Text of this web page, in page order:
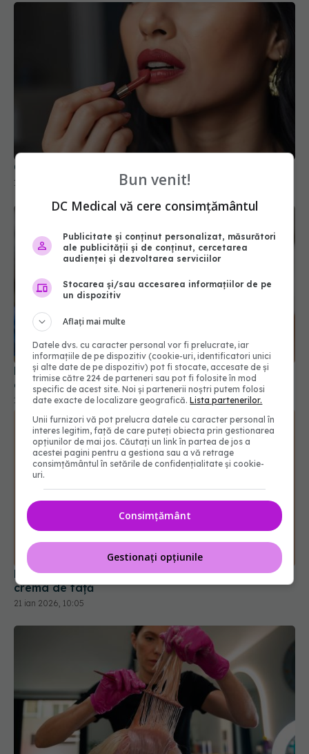
Otrava pe care o conțin rujurile. Ce trebuie să știi
12 oct 2025, 12:29
Procedurile estetice pot deveni un obicei greu de
controlat, arată un nou studiu
16 iul 2026, 20:52
De ce recipientele din plastic pot compromite
crema de față
21 ian 2026, 10:05
Bun venit!
DC Medical vă cere consimțământul
Publicitate și conținut personalizat, măsurători
ale publicității și de conținut, cercetarea
audienței și dezvoltarea serviciilor
Stocarea și/sau accesarea informațiilor de pe
un dispozitiv
Aflați mai multe
Datele dvs. cu caracter personal vor fi prelucrate, iar
informațiile de pe dispozitiv (cookie-uri, identificatori unici
și alte date de pe dispozitiv) pot fi stocate, accesate de și
trimise către 224 de parteneri sau pot fi folosite în mod
specific de acest site. Noi și partenerii noștri putem folosi
date exacte de localizare geografică.Lista partenerilor.
Unii furnizori vă pot prelucra datele cu caracter personal în
interes legitim, față de care puteți obiecta prin gestionarea
opțiunilor de mai jos. Căutați un link în partea de jos a
acestei pagini pentru a gestiona sau a vă retrage
consimțământul în setările de confidențialitate și cookie-
uri.
Consimțământ
Gestionați opțiunile